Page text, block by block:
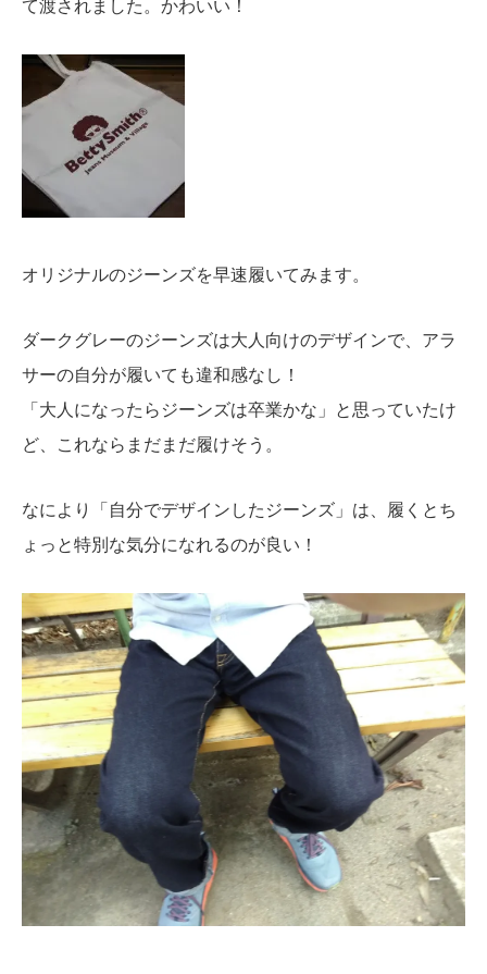
て渡されました。かわいい！
オリジナルのジーンズを早速履いてみます。
ダークグレーのジーンズは大人向けのデザインで、アラ
サーの自分が履いても違和感なし！
「大人になったらジーンズは卒業かな」と思っていたけ
ど、これならまだまだ履けそう。
なにより「自分でデザインしたジーンズ」は、履くとち
ょっと特別な気分になれるのが良い！